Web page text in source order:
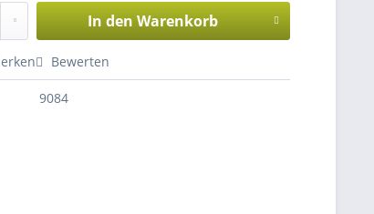
In den Warenkorb
Bewerten
9084